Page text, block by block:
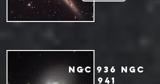
NGC 936 NGC
941